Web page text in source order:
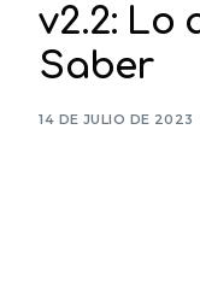
v2.2: Lo
Saber
14 DE JULIO DE 2023